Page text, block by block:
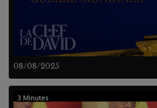
08/08/2025
3 Minutes